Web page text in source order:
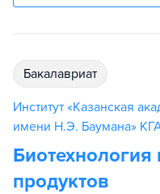
бакалавриат
Институт «Казанская
имени Н.Э. Баумана»
продуктов